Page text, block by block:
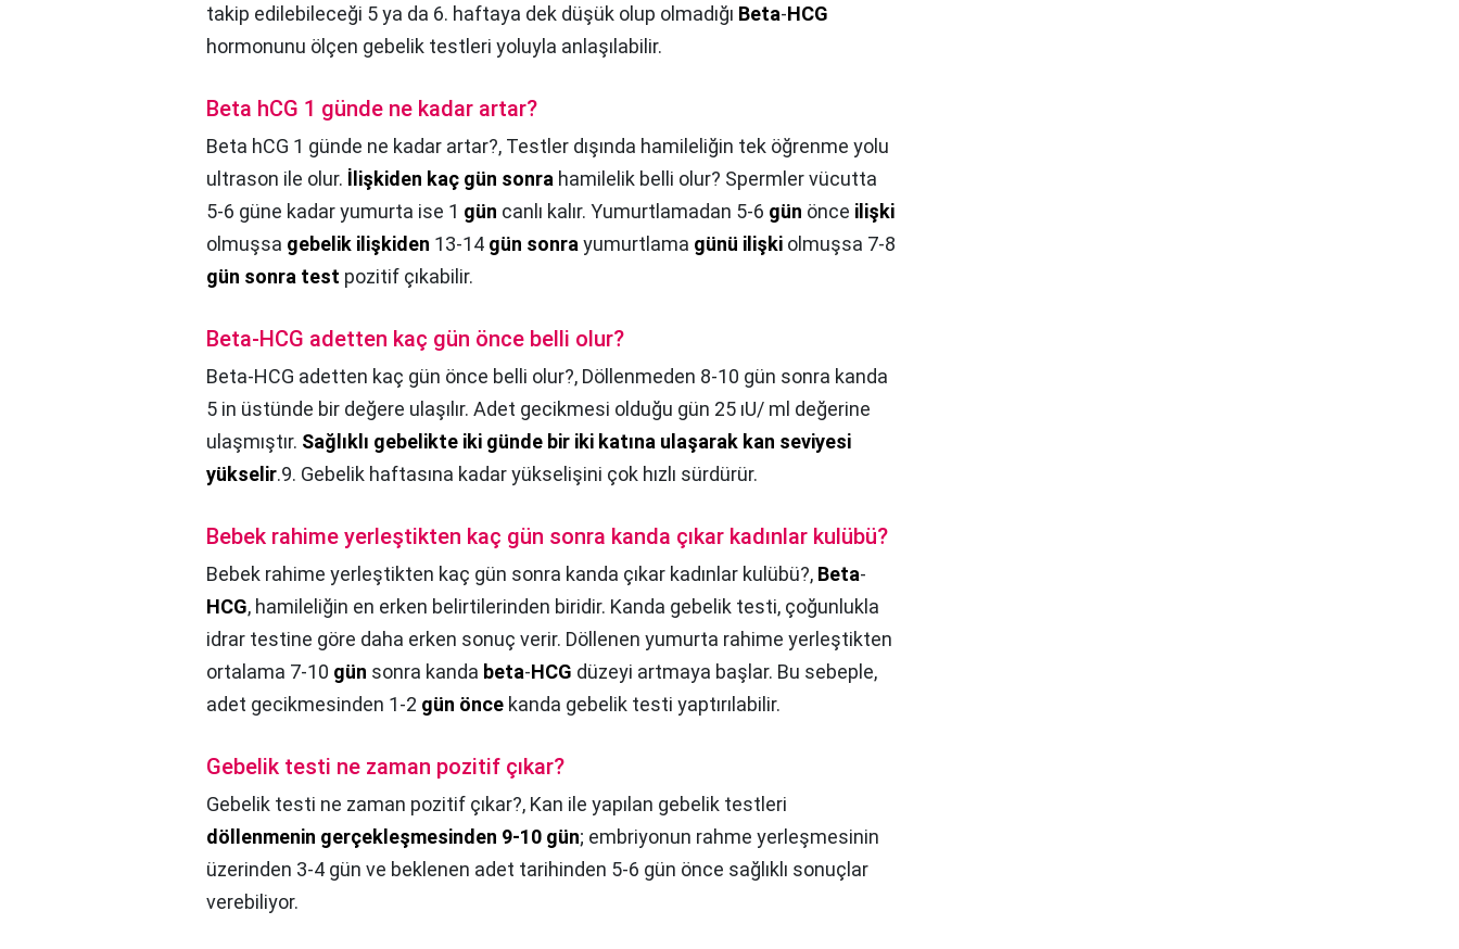
takip edilebileceği 5 ya da 6. haftaya dek düşük olup olmadığı Beta-HCG
hormonunu ölçen gebelik testleri yoluyla anlaşılabilir.
Beta hCG 1 günde ne kadar artar?
Beta hCG 1 günde ne kadar artar?, Testler dışında hamileliğin tek öğrenme yolu
ultrason ile olur. İlişkiden kaç gün sonra hamilelik belli olur? Spermler vücutta
5-6 güne kadar yumurta ise 1 gün canlı kalır. Yumurtlamadan 5-6 gün önce ilişki
olmuşsa gebelik ilişkiden 13-14 gün sonra yumurtlama günü ilişki olmuşsa 7-8
gün sonra test pozitif çıkabilir.
Beta-HCG adetten kaç gün önce belli olur?
Beta-HCG adetten kaç gün önce belli olur?, Döllenmeden 8-10 gün sonra kanda
5 in üstünde bir değere ulaşılır. Adet gecikmesi olduğu gün 25 ıU/ ml değerine
ulaşmıştır. Sağlıklı gebelikte iki günde bir iki katına ulaşarak kan seviyesi
yükselir.9. Gebelik haftasına kadar yükselişini çok hızlı sürdürür.
Bebek rahime yerleştikten kaç gün sonra kanda çıkar kadınlar kulübü?
Bebek rahime yerleştikten kaç gün sonra kanda çıkar kadınlar kulübü?, Beta-
HCG, hamileliğin en erken belirtilerinden biridir. Kanda gebelik testi, çoğunlukla
idrar testine göre daha erken sonuç verir. Döllenen yumurta rahime yerleştikten
ortalama 7-10 gün sonra kanda beta-HCG düzeyi artmaya başlar. Bu sebeple,
adet gecikmesinden 1-2 gün önce kanda gebelik testi yaptırılabilir.
Gebelik testi ne zaman pozitif çıkar?
Gebelik testi ne zaman pozitif çıkar?, Kan ile yapılan gebelik testleri
döllenmenin gerçekleşmesinden 9-10 gün; embriyonun rahme yerleşmesinin
üzerinden 3-4 gün ve beklenen adet tarihinden 5-6 gün önce sağlıklı sonuçlar
verebiliyor.